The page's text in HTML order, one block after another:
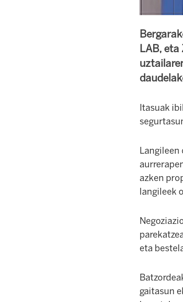
LAB,
Itasuak
Langileen
azken
langileek
eta
gaitasun